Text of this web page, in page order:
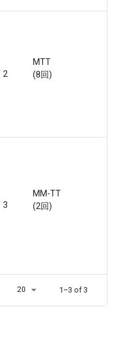
2
MTT
(8回)
3
MM-TT
(2回)
20 1–3 of 3